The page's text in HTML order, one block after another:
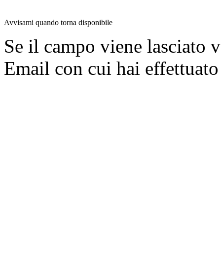
Avvisami quando torna disponibile
Se il campo viene lasciato
Email con cui hai